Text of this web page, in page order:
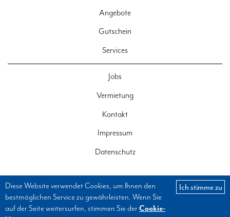
Diese Website verwendet Cookies, um Ihnen den
bestmöglichen Service zu gewährleisten. Wenn Sie
auf der Seite weitersurfen, stimmen Sie derCookie-
Ich stimme zu
Angebote
Gutschein
Services
Jobs
Vermietung
Kontakt
Impressum
Datenschutz